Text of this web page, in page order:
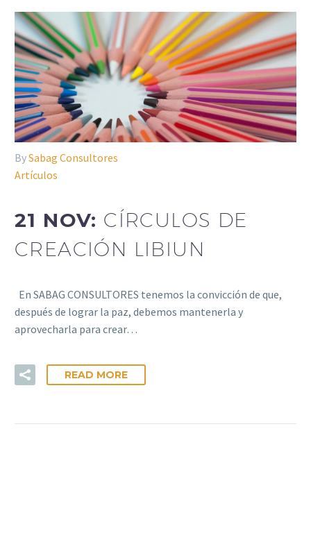
BySabag Consultores
Artículos
21 NOV: CÍRCULOS DE
CREACIÓN LIBIUN
En SABAG CONSULTORES tenemos la convicción de que,
después de lograr la paz, debemos mantenerla y
aprovecharla para crear…
READ MORE